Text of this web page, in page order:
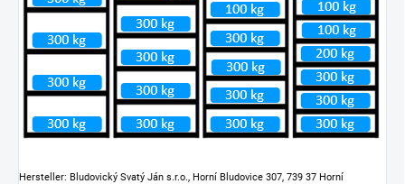
Hersteller: Bludovický Svatý Ján s.r.o., Horní Bludovice 307, 739 37 Horní